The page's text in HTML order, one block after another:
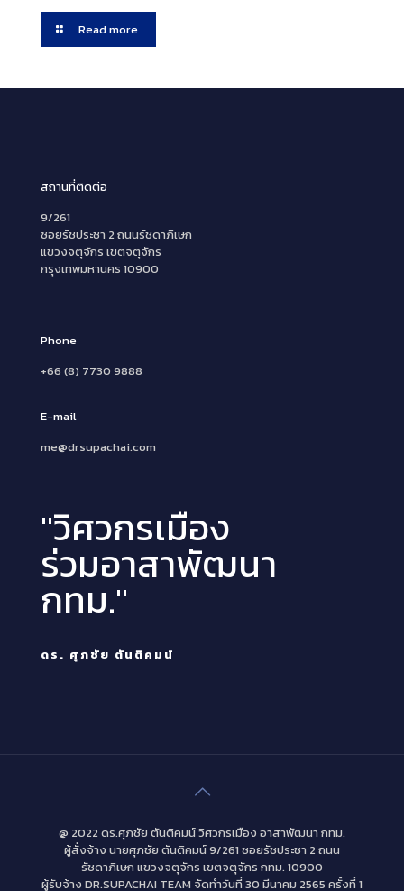
Read more
สถานที่ติดต่อ
9/261
ซอยรัชประชา 2 ถนนรัชดาภิเษก
แขวงจตุจักร เขตจตุจักร
กรุงเทพมหานคร 10900
Phone
+66 (8) 7730 9888
E-mail
me@drsupachai.com
"วิศวกรเมือง
ร่วมอาสาพัฒนา
กทม."
ดร. ศุภชัย ตันติคมน์
@ 2022 ดร.ศุภชัย ตันติคมน์ วิศวกรเมือง อาสาพัฒนา กทม.
ผู้สั่งจ้าง นายศุภชัย ตันติคมน์ 9/261 ซอยรัชประชา 2 ถนน
รัชดาภิเษก แขวงจตุจักร เขตจตุจักร กทม. 10900
ผู้รับจ้าง DR.SUPACHAI TEAM จัดทำวันที่ 30 มีนาคม 2565 ครั้งที่ 1